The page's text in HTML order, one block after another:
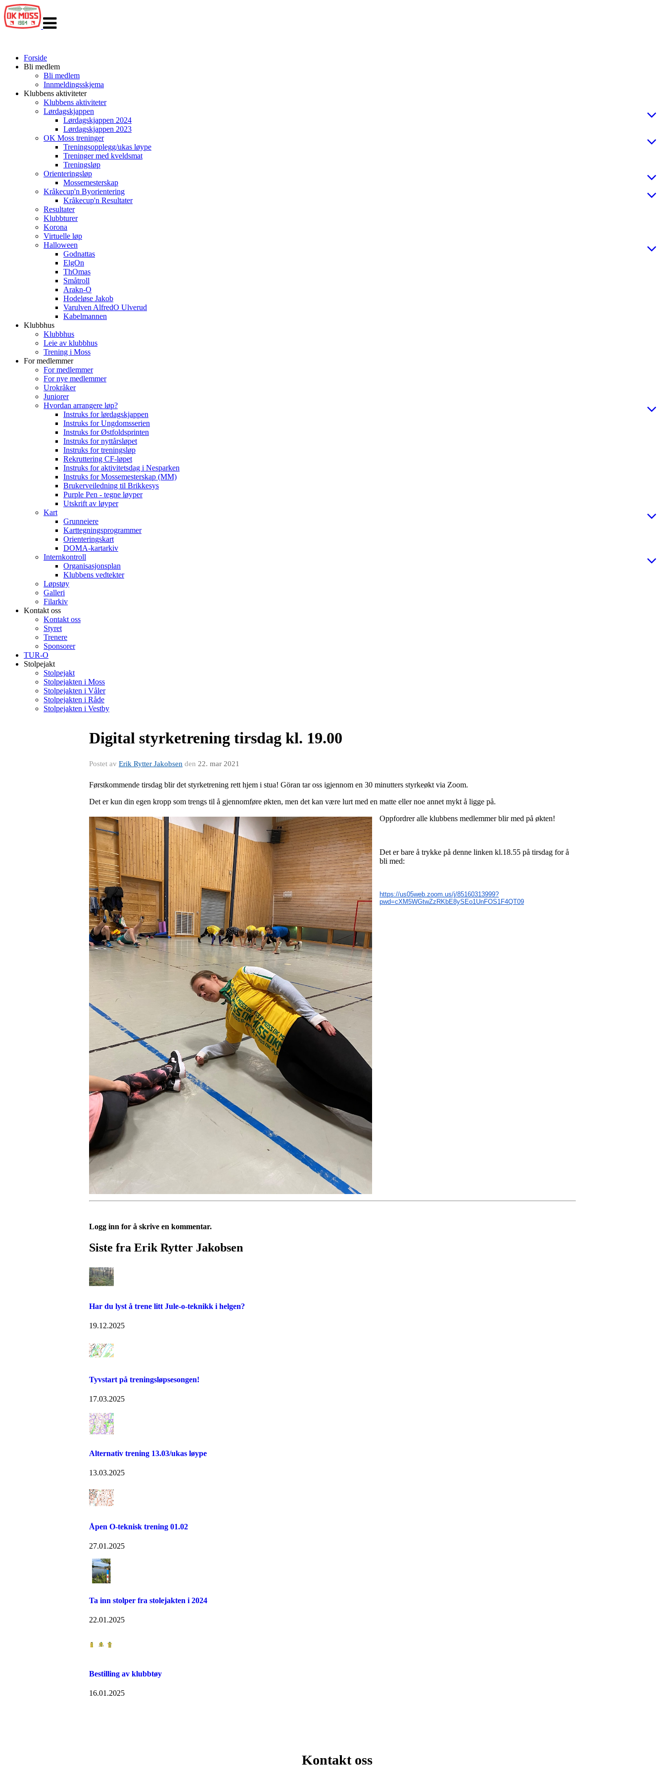
navigasjon
Forside
Bli medlem
Bli medlem
Innmeldingsskjema
Klubbens aktiviteter
Klubbens aktiviteter
Lørdagskjappen
Lørdagskjappen 2024
Lørdagskjappen 2023
OK Moss treninger
Treningsopplegg/ukas løype
Treninger med kveldsmat
Treningsløp
Orienteringsløp
Mossemesterskap
Kråkecup'n Byorientering
Kråkecup'n Resultater
Resultater
Klubbturer
Korona
Virtuelle løp
Halloween
Godnattas
ElgOn
ThOmas
Småtroll
Arakn-O
Hodeløse Jakob
Varulven AlfredO Ulverud
Kabelmannen
Klubbhus
Klubbhus
Leie av klubbhus
Trening i Moss
For medlemmer
For medlemmer
For nye medlemmer
Urokråker
Juniorer
Hvordan arrangere løp?
Instruks for lørdagskjappen
Instruks for Ungdomsserien
Instruks for Østfoldsprinten
Instruks for nyttårsløpet
Instruks for treningsløp
Rekruttering CF-løpet
Instruks for aktivitetsdag i Nesparken
Instruks for Mossemesterskap (MM)
Brukerveiledning til Brikkesys
Purple Pen - tegne løyper
Utskrift av løyper
Kart
Grunneiere
Karttegningsprogrammer
Orienteringskart
DOMA-kartarkiv
Internkontroll
Organisasjonsplan
Klubbens vedtekter
Løpstøy
Galleri
Filarkiv
Kontakt oss
Kontakt oss
Styret
Trenere
Sponsorer
TUR-O
Stolpejakt
Stolpejakt
Stolpejakten i Moss
Stolpejakten i Våler
Stolpejakten i Råde
Stolpejakten i Vestby
Digital styrketrening tirsdag kl. 19.00
Postet av Erik Rytter Jakobsen den 22. mar 2021
Førstkommende tirsdag blir det styrketrening rett hjem i stua! Göran tar oss igjennom en 30 minutters styrkeøkt via Zoom.
Det er kun din egen kropp som trengs til å gjennomføre økten, men det kan være lurt med en matte eller noe annet mykt å ligge på.
Oppfordrer alle klubbens medlemmer blir med på økten!
Det er bare å trykke på denne linken kl.18.55 på tirsdag for å
bli med:
https://us05web.zoom.us/j/85160313999?
pwd=cXM5WGtwZzRKbE8ySEo1UnFOS1F4QT09
Logg inn for å skrive en kommentar.
Siste fra Erik Rytter Jakobsen
Har du lyst å trene litt Jule-o-teknikk i helgen?
19.12.2025
Tyvstart på treningsløpsesongen!
17.03.2025
Alternativ trening 13.03/ukas løype
13.03.2025
Åpen O-teknisk trening 01.02
27.01.2025
Ta inn stolper fra stolejakten i 2024
22.01.2025
Bestilling av klubbtøy
16.01.2025
Kontakt oss